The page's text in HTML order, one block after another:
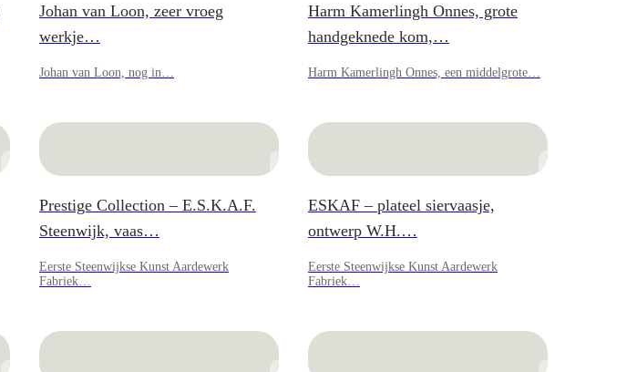
Johan van Loon, zeer vroeg
werkje…
Johan van Loon, nog in…
Harm Kamerlingh Onnes, grote
handgeknede kom,…
Harm Kamerlingh Onnes, een middelgrote…
Prestige Collection – E.S.K.A.F.
Steenwijk, vaas…
Eerste Steenwijkse Kunst Aardewerk
Fabriek…
ESKAF – plateel siervaasje,
ontwerp W.H.…
Eerste Steenwijkse Kunst Aardewerk
Fabriek…